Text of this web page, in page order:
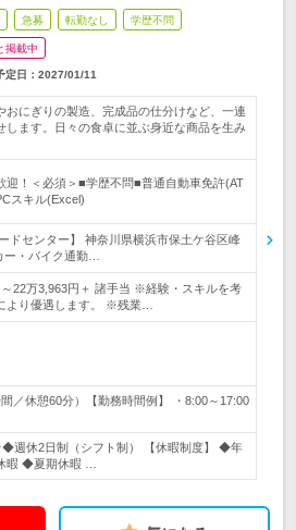
急募 転勤なし 学歴不問
掲載中
定日： 2027/01/11
おにぎりの製造、完成品の仕分けなど、一連
します。日々の食卓に並ぶ身近な商品を生み
迎！＜必須＞■学歴不問■普通自動車免許(AT
スキル(Excel)
ドセンター】 神奈川県横浜市保土ケ谷区峰
・バイク通勤…
～22万3,963円＋ 諸手当 ※経験・スキルを考
より優遇します。 ※残業…
／休憩60分）【勤務時間例】 ・8:00～17:00
週休2日制（シフト制） 【休暇制度】 ◆年
暇 ◆夏期休暇 …